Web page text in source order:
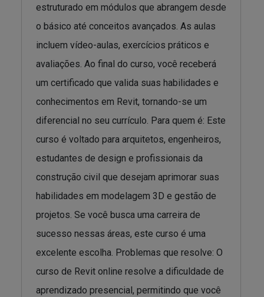
estruturado em módulos que abrangem desde
o básico até conceitos avançados. As aulas
incluem vídeo-aulas, exercícios práticos e
avaliações. Ao final do curso, você receberá
um certificado que valida suas habilidades e
conhecimentos em Revit, tornando-se um
diferencial no seu currículo. Para quem é: Este
curso é voltado para arquitetos, engenheiros,
estudantes de design e profissionais da
construção civil que desejam aprimorar suas
habilidades em modelagem 3D e gestão de
projetos. Se você busca uma carreira de
sucesso nessas áreas, este curso é uma
excelente escolha. Problemas que resolve: O
curso de Revit online resolve a dificuldade de
aprendizado presencial, permitindo que você